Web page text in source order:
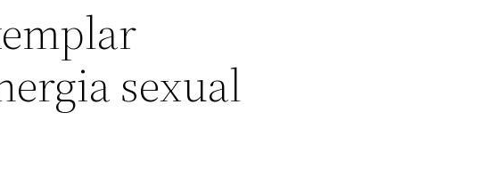
sexual